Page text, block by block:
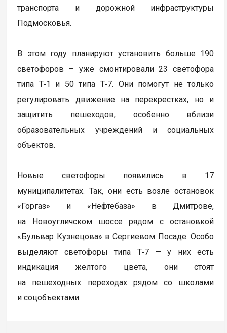
транспорта и дорожной инфраструктуры
Подмосковья.
В этом году планируют установить больше 190
светофоров – уже смонтировали 23 светофора
типа Т‑1 и 50 типа Т‑7. Они помогут не только
регулировать движение на перекрестках, но и
защитить пешеходов, особенно вблизи
образовательных учреждений и социальных
объектов.
Новые светофоры появились в 17
муниципалитетах. Так, они есть возле остановок
«Горгаз» и «Нефтебаза» в Дмитрове,
на Новоугличском шоссе рядом с остановкой
«Бульвар Кузнецова» в Сергиевом Посаде. Особо
выделяют светофоры типа Т‑7 — у них есть
индикация желтого цвета, они стоят
на пешеходных переходах рядом со школами
и соцобъектами.